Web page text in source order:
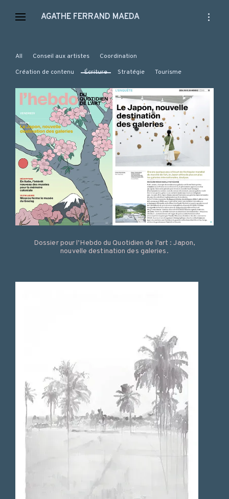
AGATHE FERRAND MAEDA
open
All Conseil aux artistes
Coordination
Création de contenu
Écriture Stratégie Tourisme
Dossier pour l’Hebdo du Quotidien de l’art : Japon,
nouvelle destination des galeries.